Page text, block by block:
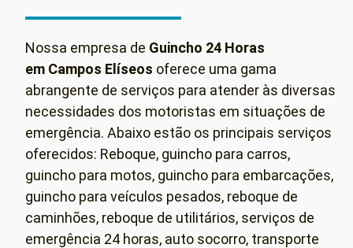
Nossa empresa de Guincho 24 Horas
em Campos Elíseos oferece uma gama
abrangente de serviços para atender às diversas
necessidades dos motoristas em situações de
emergência. Abaixo estão os principais serviços
oferecidos: Reboque, guincho para carros,
guincho para motos, guincho para embarcações,
guincho para veículos pesados, reboque de
caminhões, reboque de utilitários, serviços de
emergência 24 horas, auto socorro, transporte